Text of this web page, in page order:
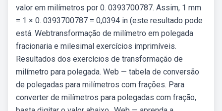
valor em milímetros por 0. 0393700787. Assim, 1 mm
= 1 × 0. 0393700787 = 0,0394 in (este resultado pode
está. Webtransformação de milímetro em polegada
fracionaria e milesimal exercícios imprimíveis.
Resultados dos exercícios de transformação de
milímetro para polegada. Web — tabela de conversão
de polegadas para milímetros com frações. Para
converter de milímetros para polegadas com fração,